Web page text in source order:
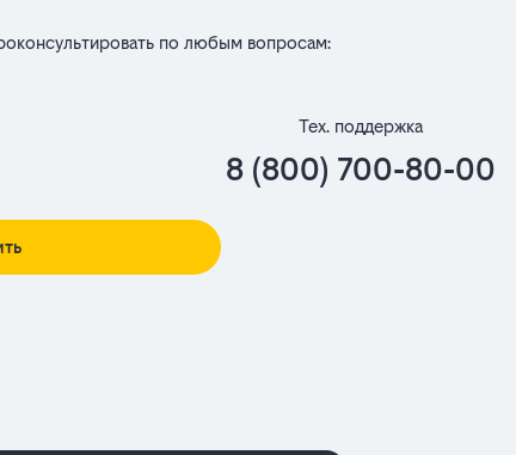
по любым вопросам:
Тех. поддержка
8 (800) 700-80-00